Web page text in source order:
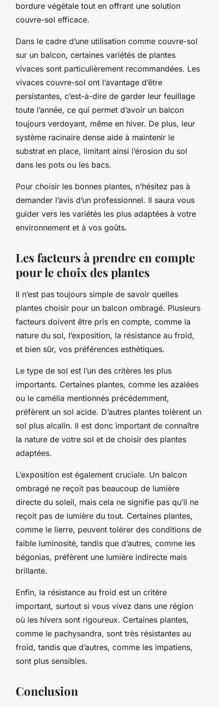
bordure végétale tout en offrant une solution
couvre-sol efficace.
Dans le cadre d’une utilisation comme couvre-sol
sur un balcon, certaines variétés de plantes
vivaces sont particulièrement recommandées. Les
vivaces couvre-sol ont l’avantage d’être
persistantes, c’est-à-dire de garder leur feuillage
toute l’année, ce qui permet d’avoir un balcon
toujours verdoyant, même en hiver. De plus, leur
système racinaire dense aide à maintenir le
substrat en place, limitant ainsi l’érosion du sol
dans les pots ou les bacs.
Pour choisir les bonnes plantes, n’hésitez pas à
demander l’avis d’un professionnel. Il saura vous
guider vers les variétés les plus adaptées à votre
environnement et à vos goûts.
Les facteurs à prendre en compte
pour le choix des plantes
Il n’est pas toujours simple de savoir quelles
plantes choisir pour un balcon ombragé. Plusieurs
facteurs doivent être pris en compte, comme la
nature du sol, l’exposition, la résistance au froid,
et bien sûr, vos préférences esthétiques.
Le type de sol est l’un des critères les plus
importants. Certaines plantes, comme les azalées
ou le camélia mentionnés précédemment,
préfèrent un sol acide. D’autres plantes tolèrent un
sol plus alcalin. Il est donc important de connaître
la nature de votre sol et de choisir des plantes
adaptées.
L’exposition est également cruciale. Un balcon
ombragé ne reçoit pas beaucoup de lumière
directe du soleil, mais cela ne signifie pas qu’il ne
reçoit pas de lumière du tout. Certaines plantes,
comme le lierre, peuvent tolérer des conditions de
faible luminosité, tandis que d’autres, comme les
bégonias, préfèrent une lumière indirecte mais
brillante.
Enfin, la résistance au froid est un critère
important, surtout si vous vivez dans une région
où les hivers sont rigoureux. Certaines plantes,
comme le pachysandra, sont très résistantes au
froid, tandis que d’autres, comme les impatiens,
sont plus sensibles.
Conclusion